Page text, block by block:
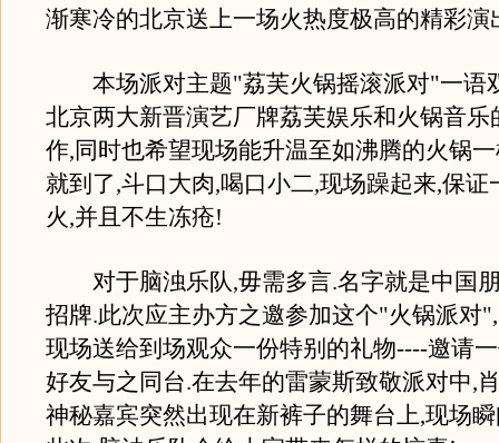
渐寒冷的北京送上一场火热度极高的精彩演
本场派对主题"荔芙火锅摇滚派对"一语
北京两大新晋演艺厂牌荔芙娱乐和火锅音乐
作,同时也希望现场能升温至如沸腾的火锅
就到了,斗口大肉,喝口小二,现场躁起来,保证
火,并且不生冻疮!
对于脑浊乐队,毋需多言.名字就是中国
招牌.此次应主办方之邀参加这个"火锅派对
现场送给到场观众一份特别的礼物----邀请
好友与之同台.在去年的雷蒙斯致敬派对中,
神秘嘉宾突然出现在新裤子的舞台上,现场